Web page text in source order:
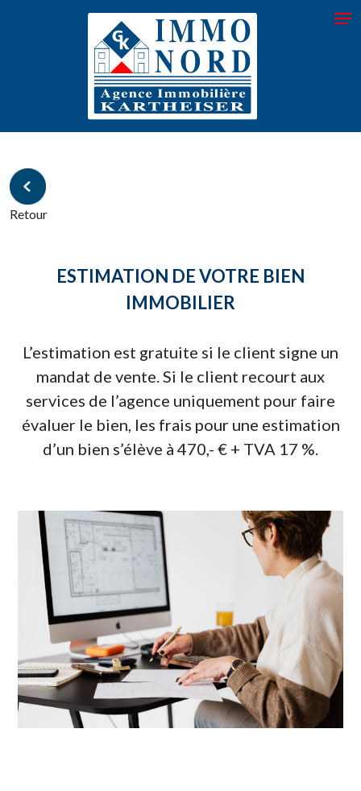
Retour
ESTIMATION DE VOTRE BIEN
IMMOBILIER
L’estimation est gratuite si le client signe un
mandat de vente. Si le client recourt aux
services de l’agence uniquement pour faire
évaluer le bien, les frais pour une estimation
d’un bien s’élève à 470,- € + TVA 17 %.